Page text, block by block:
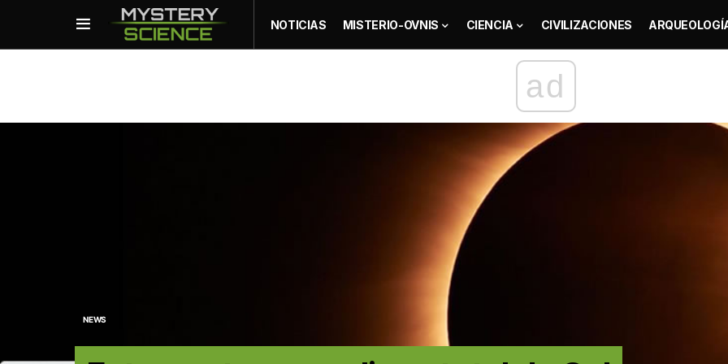
NOTICIAS MISTERIO-OVNIS CIENCIA CIVILIZACIONES
ad
NEWS